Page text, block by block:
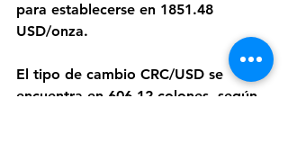
para establecerse en 1851.48
USD/onza.
El tipo de cambio CRC/USD se
encuentra en 606.12 colones, según